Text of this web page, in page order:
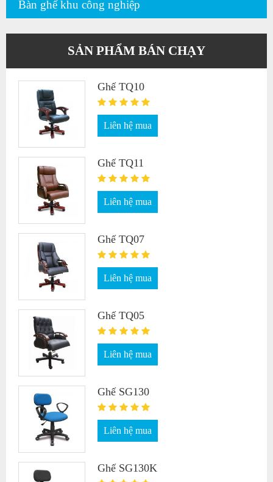
Bàn ghế khu công nghiệp
SẢN PHẨM BÁN CHẠY
Ghế TQ10
Liên hệ mua
Ghế TQ11
Liên hệ mua
Ghế TQ07
Liên hệ mua
Ghế TQ05
Liên hệ mua
Ghế SG130
Liên hệ mua
Ghế SG130K